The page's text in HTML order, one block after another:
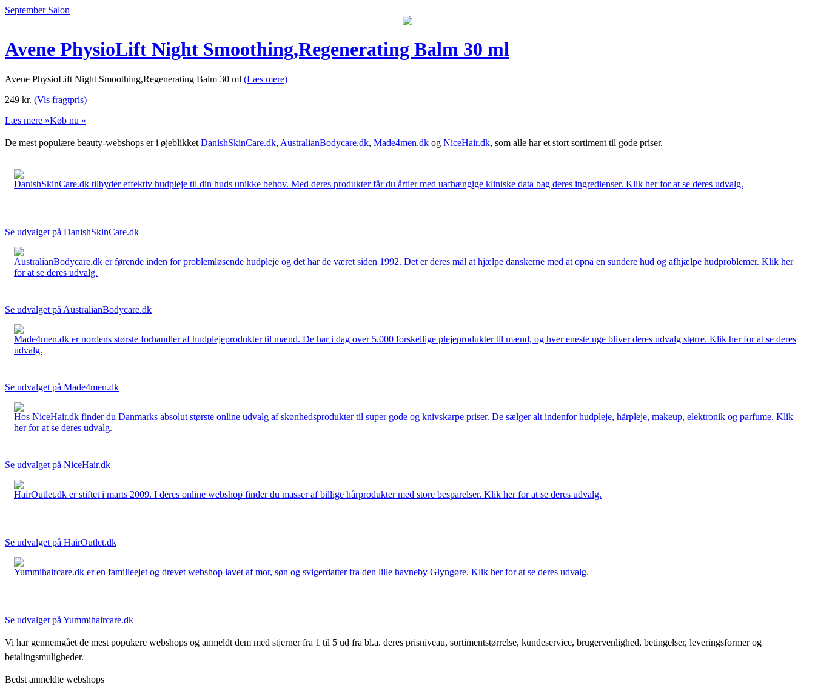
September Salon
Avene PhysioLift Night Smoothing,Regenerating Balm 30 ml
Avene PhysioLift Night Smoothing,Regenerating Balm 30 ml (Læs mere)
249 kr. (Vis fragtpris)
Læs mere »Køb nu »
De mest populære beauty-webshops er i øjeblikket DanishSkinCare.dk, AustralianBodycare.dk, Made4men.dk og NiceHair.dk, som alle har et stort sortiment til gode priser.
DanishSkinCare.dk tilbyder effektiv hudpleje til din huds unikke behov. Med deres produkter får du årtier med uafhængige kliniske data bag deres ingredienser. Klik her for at se deres udvalg.
Se udvalget på DanishSkinCare.dk
AustralianBodycare.dk er førende inden for problemløsende hudpleje og det har de været siden 1992. Det er deres mål at hjælpe danskerne med at opnå en sundere hud og afhjælpe hudproblemer. Klik her
for at se deres udvalg.
Se udvalget på AustralianBodycare.dk
Made4men.dk er nordens største forhandler af hudplejeprodukter til mænd. De har i dag over 5.000 forskellige plejeprodukter til mænd, og hver eneste uge bliver deres udvalg større. Klik her for at se deres
udvalg.
Se udvalget på Made4men.dk
Hos NiceHair.dk finder du Danmarks absolut største online udvalg af skønhedsprodukter til super gode og knivskarpe priser. De sælger alt indenfor hudpleje, hårpleje, makeup, elektronik og parfume. Klik
her for at se deres udvalg.
Se udvalget på NiceHair.dk
HairOutlet.dk er stiftet i marts 2009. I deres online webshop finder du masser af billige hårprodukter med store besparelser. Klik her for at se deres udvalg.
Se udvalget på HairOutlet.dk
Yummihaircare.dk er en familieejet og drevet webshop lavet af mor, søn og svigerdatter fra den lille havneby Glyngøre. Klik her for at se deres udvalg.
Se udvalget på Yummihaircare.dk
Vi har gennemgået de mest populære webshops og anmeldt dem med stjerner fra 1 til 5 ud fra bl.a. deres prisniveau, sortimentstørrelse, kundeservice, brugervenlighed, betingelser, leveringsformer og
betalingsmuligheder.
Bedst anmeldte webshops